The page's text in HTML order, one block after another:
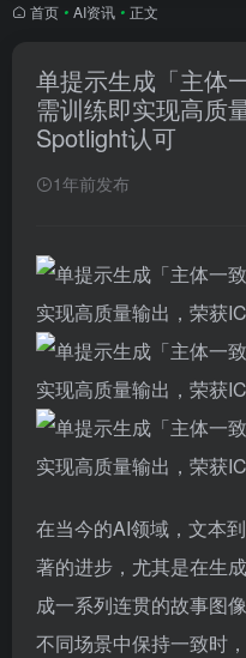
首页 • AI资讯 • 正文
单提示生成「主体
需训练即实现高质
Spotlight认可
1年前发布
在当今的AI领域，文本
著的进步，尤其是在生
成一系列连贯的故事图
不同场景中保持一致时